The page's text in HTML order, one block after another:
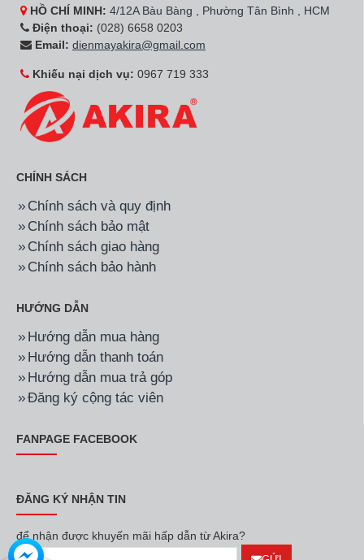
HỒ CHÍ MINH: 4/12A Bàu Bàng , Phường Tân Bình , HCM
Điện thoại: (028) 6658 0203
Email: dienmayakira@gmail.com
Khiếu nại dịch vụ: 0967 719 333
CHÍNH SÁCH
Chính sách và quy định
Chính sách bảo mật
Chính sách giao hàng
Chính sách bảo hành
HƯỚNG DẪN
Hướng dẫn mua hàng
Hướng dẫn thanh toán
Hướng dẫn mua trả góp
Đăng ký cộng tác viên
FANPAGE FACEBOOK
ĐĂNG KÝ NHẬN TIN
để nhận được khuyến mãi hấp dẫn từ Akira?